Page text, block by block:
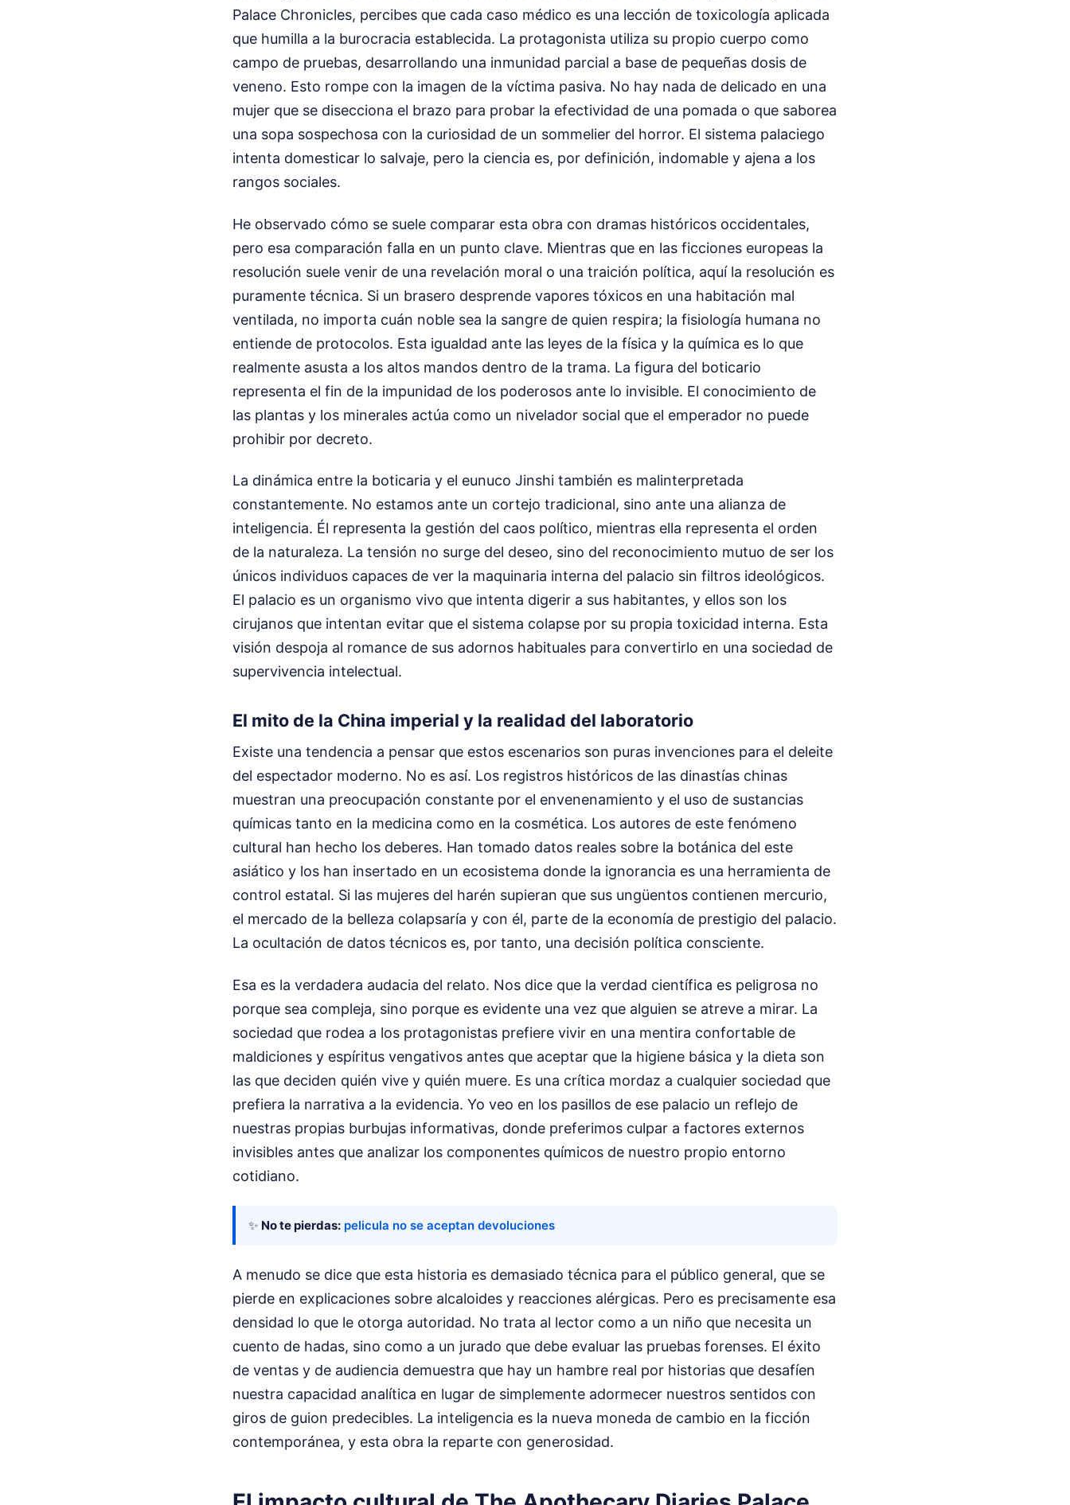
Palace Chronicles, percibes que cada caso médico es una lección de toxicología aplicada
que humilla a la burocracia establecida. La protagonista utiliza su propio cuerpo como
campo de pruebas, desarrollando una inmunidad parcial a base de pequeñas dosis de
veneno. Esto rompe con la imagen de la víctima pasiva. No hay nada de delicado en una
mujer que se disecciona el brazo para probar la efectividad de una pomada o que saborea
una sopa sospechosa con la curiosidad de un sommelier del horror. El sistema palaciego
intenta domesticar lo salvaje, pero la ciencia es, por definición, indomable y ajena a los
rangos sociales.
He observado cómo se suele comparar esta obra con dramas históricos occidentales,
pero esa comparación falla en un punto clave. Mientras que en las ficciones europeas la
resolución suele venir de una revelación moral o una traición política, aquí la resolución es
puramente técnica. Si un brasero desprende vapores tóxicos en una habitación mal
ventilada, no importa cuán noble sea la sangre de quien respira; la fisiología humana no
entiende de protocolos. Esta igualdad ante las leyes de la física y la química es lo que
realmente asusta a los altos mandos dentro de la trama. La figura del boticario
representa el fin de la impunidad de los poderosos ante lo invisible. El conocimiento de
las plantas y los minerales actúa como un nivelador social que el emperador no puede
prohibir por decreto.
La dinámica entre la boticaria y el eunuco Jinshi también es malinterpretada
constantemente. No estamos ante un cortejo tradicional, sino ante una alianza de
inteligencia. Él representa la gestión del caos político, mientras ella representa el orden
de la naturaleza. La tensión no surge del deseo, sino del reconocimiento mutuo de ser los
únicos individuos capaces de ver la maquinaria interna del palacio sin filtros ideológicos.
El palacio es un organismo vivo que intenta digerir a sus habitantes, y ellos son los
cirujanos que intentan evitar que el sistema colapse por su propia toxicidad interna. Esta
visión despoja al romance de sus adornos habituales para convertirlo en una sociedad de
supervivencia intelectual.
El mito de la China imperial y la realidad del laboratorio
Existe una tendencia a pensar que estos escenarios son puras invenciones para el deleite
del espectador moderno. No es así. Los registros históricos de las dinastías chinas
muestran una preocupación constante por el envenenamiento y el uso de sustancias
químicas tanto en la medicina como en la cosmética. Los autores de este fenómeno
cultural han hecho los deberes. Han tomado datos reales sobre la botánica del este
asiático y los han insertado en un ecosistema donde la ignorancia es una herramienta de
control estatal. Si las mujeres del harén supieran que sus ungüentos contienen mercurio,
el mercado de la belleza colapsaría y con él, parte de la economía de prestigio del palacio.
La ocultación de datos técnicos es, por tanto, una decisión política consciente.
Esa es la verdadera audacia del relato. Nos dice que la verdad científica es peligrosa no
porque sea compleja, sino porque es evidente una vez que alguien se atreve a mirar. La
sociedad que rodea a los protagonistas prefiere vivir en una mentira confortable de
maldiciones y espíritus vengativos antes que aceptar que la higiene básica y la dieta son
las que deciden quién vive y quién muere. Es una crítica mordaz a cualquier sociedad que
prefiera la narrativa a la evidencia. Yo veo en los pasillos de ese palacio un reflejo de
nuestras propias burbujas informativas, donde preferimos culpar a factores externos
invisibles antes que analizar los componentes químicos de nuestro propio entorno
cotidiano.
✨ No te pierdas: pelicula no se aceptan devoluciones
A menudo se dice que esta historia es demasiado técnica para el público general, que se
pierde en explicaciones sobre alcaloides y reacciones alérgicas. Pero es precisamente esa
densidad lo que le otorga autoridad. No trata al lector como a un niño que necesita un
cuento de hadas, sino como a un jurado que debe evaluar las pruebas forenses. El éxito
de ventas y de audiencia demuestra que hay un hambre real por historias que desafíen
nuestra capacidad analítica en lugar de simplemente adormecer nuestros sentidos con
giros de guion predecibles. La inteligencia es la nueva moneda de cambio en la ficción
contemporánea, y esta obra la reparte con generosidad.